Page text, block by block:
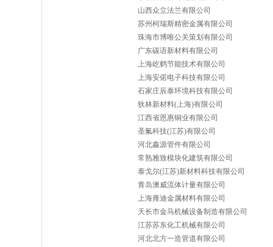
山西众立法兰有限公司
苏州柯瑞斯精密金属有限公司
珠海市博唯公关策划有限公司
广东碳语新材料有限公司
上海屹鹤节能技术有限公司
上海安偌电子科技有限公司
石家庄辰泰环境科技有限公司
狄林新材料(上海)有限公司
江西省恩惠铜业有限公司
圣氟科技(江苏)有限公司
河北鑫源管件有限公司
常熟雅致模块化建筑有限公司
泰戈尔(江苏)新材料科技有限公司
青岛澳威流体计量有限公司
上海雍迪金属材料有限公司
天长市金马机械设备制造有限公司
江苏苏东化工机械有限公司
河北北方一造管道有限公司